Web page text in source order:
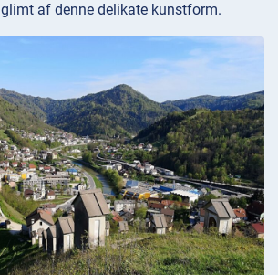
af denne delikate kunstform.